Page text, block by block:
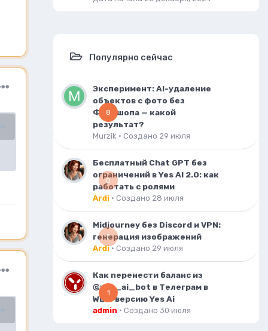
Популярно сейчас
8
Эксперимент: AI-удаление
объектов с фото без
Фотошопа — какой
результат?
Murzik · Создано 29 июля
0
Бесплатный Chat GPT без
ограничений в Yes AI 2.0: как
работать с ролями
Ardi · Создано 28 июля
0
Midjourney без Discord и VPN:
генерация изображений
Ardi· Создано 29 июля
1
Как перенести баланс из
@yes_ai_bot в Телеграм в
WEB-версию Yes Ai
admin · Создано 30 июля